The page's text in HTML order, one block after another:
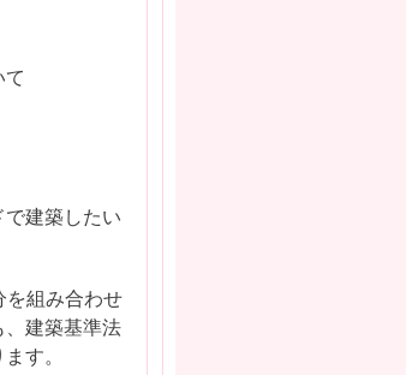
建築したい
を組み合わせ
建築基準法
す。